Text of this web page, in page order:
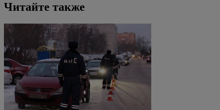
Читайте также